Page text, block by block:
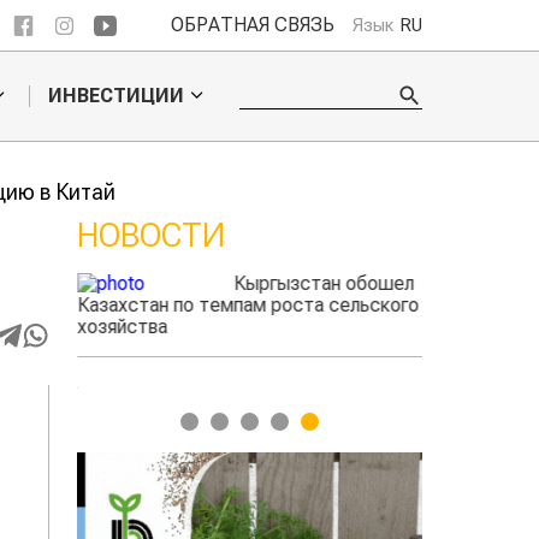
ОБРАТНАЯ СВЯЗЬ Язык RU
ИНВЕСТИЦИИ
в Китай
НОВОСТИ
Кыргызстан обошел
Казахстан по темпам роста сельского
хозяйства
фермеры
1 2 3 4 5